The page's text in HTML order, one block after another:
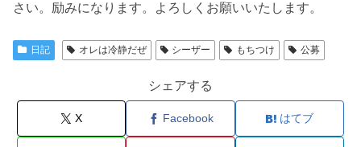
さい。励みになります。よろしくお願いいたします。
日記 オレは冷静だぜ シーザー もちつけ 公募
シェアする
X Facebook はてブ